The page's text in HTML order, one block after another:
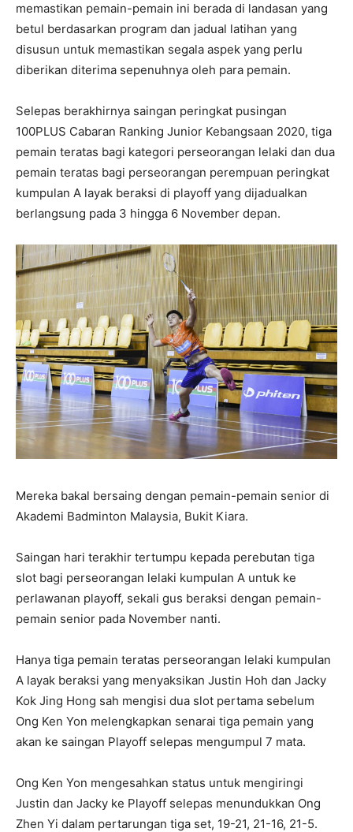
memastikan pemain-pemain ini berada di landasan yang
betul berdasarkan program dan jadual latihan yang
disusun untuk memastikan segala aspek yang perlu
diberikan diterima sepenuhnya oleh para pemain.
Selepas berakhirnya saingan peringkat pusingan
100PLUS Cabaran Ranking Junior Kebangsaan 2020, tiga
pemain teratas bagi kategori perseorangan lelaki dan dua
pemain teratas bagi perseorangan perempuan peringkat
kumpulan A layak beraksi di playoff yang dijadualkan
berlangsung pada 3 hingga 6 November depan.
Mereka bakal bersaing dengan pemain-pemain senior di
Akademi Badminton Malaysia, Bukit Kiara.
Saingan hari terakhir tertumpu kepada perebutan tiga
slot bagi perseorangan lelaki kumpulan A untuk ke
perlawanan playoff, sekali gus beraksi dengan pemain-
pemain senior pada November nanti.
Hanya tiga pemain teratas perseorangan lelaki kumpulan
A layak beraksi yang menyaksikan Justin Hoh dan Jacky
Kok Jing Hong sah mengisi dua slot pertama sebelum
Ong Ken Yon melengkapkan senarai tiga pemain yang
akan ke saingan Playoff selepas mengumpul 7 mata.
Ong Ken Yon mengesahkan status untuk mengiringi
Justin dan Jacky ke Playoff selepas menundukkan Ong
Zhen Yi dalam pertarungan tiga set, 19-21, 21-16, 21-5.